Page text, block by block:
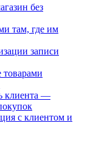
без
там, где им
записи
клиента —
с клиентом и